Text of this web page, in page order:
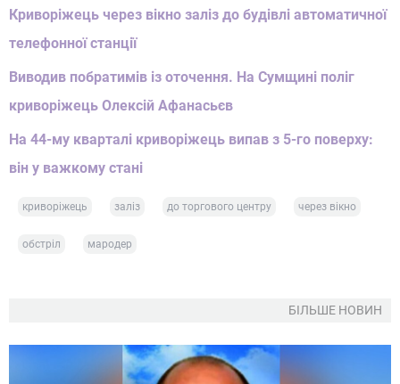
Криворіжець через вікно заліз до будівлі автоматичної
телефонної станції
Виводив побратимів із оточення. На Сумщині поліг
криворіжець Олексій Афанасьєв
На 44-му кварталі криворіжець випав з 5-го поверху:
він у важкому стані
криворіжець заліз до торгового центру через вікно
обстріл мародер
БІЛЬШЕ НОВИН